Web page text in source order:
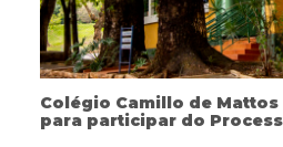
Colégio Camillo de
para participar do